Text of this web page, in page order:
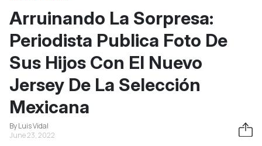
Arruinando La Sorpresa:
Periodista Publica Foto De
Sus Hijos Con El Nuevo
Jersey De La Selección
Mexicana
By Luis Vidal
June 23, 2022